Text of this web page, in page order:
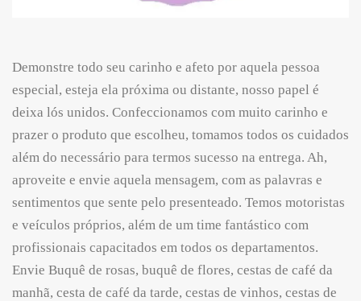
Demonstre todo seu carinho e afeto por aquela pessoa
especial, esteja ela próxima ou distante, nosso papel é
deixa lós unidos. Confeccionamos com muito carinho e
prazer o produto que escolheu, tomamos todos os cuidados
além do necessário para termos sucesso na entrega. Ah,
aproveite e envie aquela mensagem, com as palavras e
sentimentos que sente pelo presenteado. Temos motoristas
e veículos próprios, além de um time fantástico com
profissionais capacitados em todos os departamentos.
Envie Buquê de rosas, buquê de flores, cestas de café da
manhã, cesta de café da tarde, cestas de vinhos, cestas de